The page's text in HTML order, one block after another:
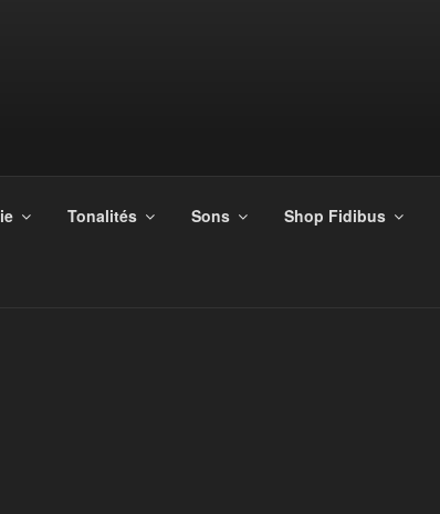
Tonalités Sons Shop Fidibus